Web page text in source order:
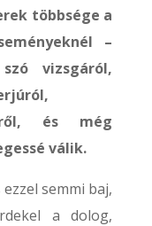
többsége a
–
vizsgáról,
és még
válik.
semmi baj,
a dolog,